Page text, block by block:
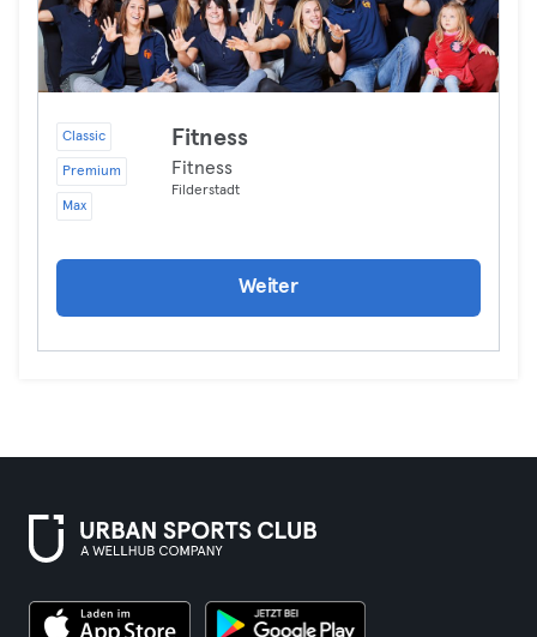
Classic
Premium
Max
Fitness
Fitness
Filderstadt
Weiter